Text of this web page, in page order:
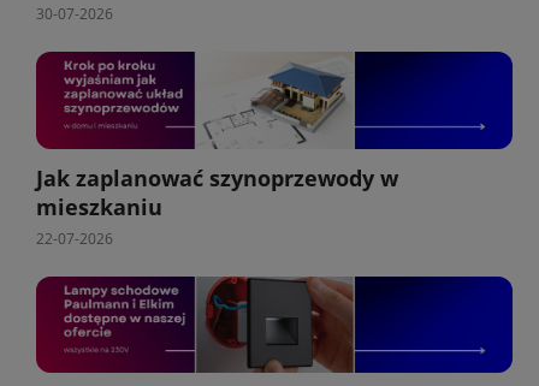
30-07-2026
Jak zaplanować szynoprzewody w
mieszkaniu
22-07-2026